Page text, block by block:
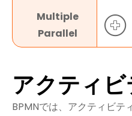
Multiple
Parallel
アクティビ
BPMNでは、アクティビテ